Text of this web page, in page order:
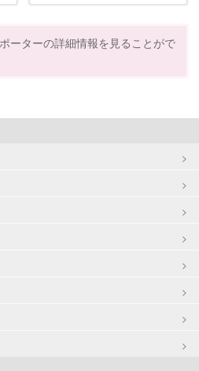
ーターの詳細情報を見ることがで